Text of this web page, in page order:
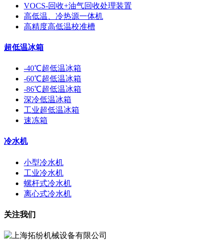
VOCS-回收+油气回收处理装置
高低温、冷热源一体机
高精度高低温校准槽
超低温冰箱
-40℃超低温冰箱
-60℃超低温冰箱
-86℃超低温冰箱
深冷低温冰箱
工业超低温冰箱
速冻箱
冷水机
小型冷水机
工业冷水机
螺杆式冷水机
离心式冷水机
关注我们